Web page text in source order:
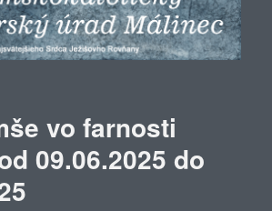
vo farnosti
09.06.2025 do